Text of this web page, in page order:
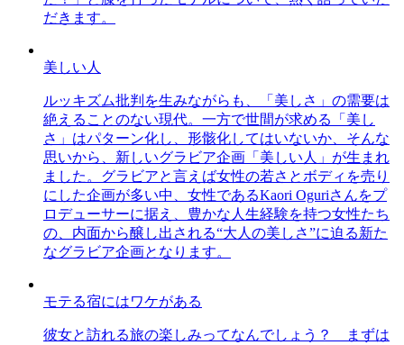
だきます。
美しい人
ルッキズム批判を生みながらも、「美しさ」の需要は
絶えることのない現代。一方で世間が求める「美し
さ」はパターン化し、形骸化してはいないか、そんな
思いから、新しいグラビア企画「美しい人」が生まれ
ました。グラビアと言えば女性の若さとボディを売り
にした企画が多い中、女性であるKaori Oguriさんをプ
ロデューサーに据え、豊かな人生経験を持つ女性たち
の、内面から醸し出される“大人の美しさ”に迫る新た
なグラビア企画となります。
モテる宿にはワケがある
彼女と訪れる旅の楽しみってなんでしょう？ まずは